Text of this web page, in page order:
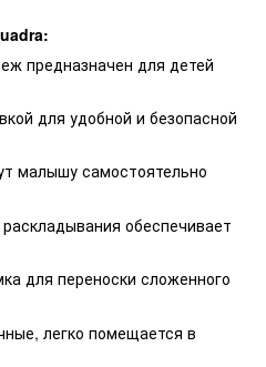
предназначен для детей
для удобной и безопасной
малышу самостоятельно
обеспечивает
для переноски сложенного
легко помещается в